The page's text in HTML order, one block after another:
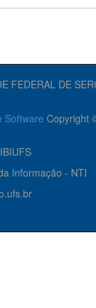
FEDERAL DE
Software Copyright
Informação - NTI